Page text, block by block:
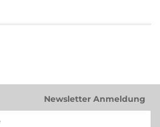
Newsletter Anmeldung